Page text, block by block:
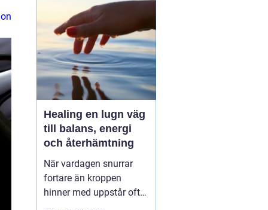
Healing en lugn väg
till balans, energi
och återhämtning
När vardagen snurrar
fortare än kroppen
hinner med uppstår ofta
spänningar, oro och